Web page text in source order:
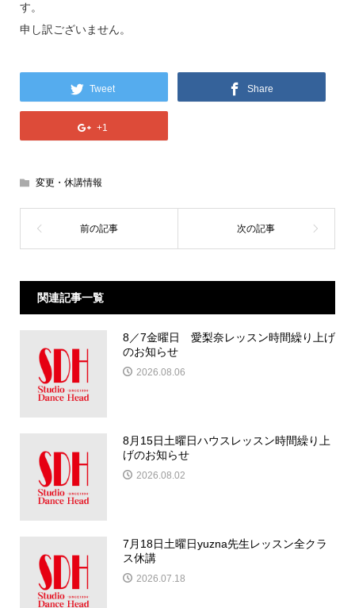
す。
申し訳ございません。
Tweet Share
+1
変更・休講情報
関連記事一覧
8／7金曜日 愛梨奈レッスン時間繰り上げ
のお知らせ
2026.08.06
8月15日土曜日ハウスレッスン時間繰り上
げのお知らせ
2026.08.02
7月18日土曜日yuzna先生レッスン全クラ
ス休講
2026.07.18